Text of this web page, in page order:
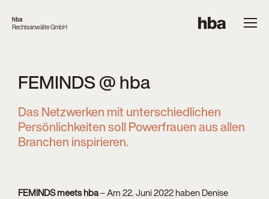
hba
Rechtsanwälte GmbH
FEMINDS @ hba
Das Netzwerken mit unterschiedlichen
Persönlichkeiten soll Powerfrauen aus allen
Branchen inspirieren.
FEMINDS meets hba– Am 22. Juni 2022 haben Denise